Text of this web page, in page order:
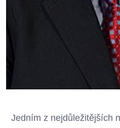
Jedním z nejdůležitějších